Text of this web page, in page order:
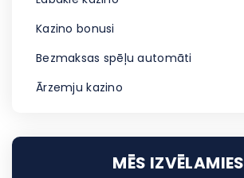
Kazino bonusi
Bezmaksas spēļu automāti
Ārzemju kazino
MĒS IZVĒLAMIES